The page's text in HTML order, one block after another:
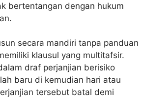
bertentangan dengan hukum
secara mandiri tanpa panduan
klausul yang multitafsir.
draf perjanjian berisiko
baru di kemudian hari atau
tersebut batal demi